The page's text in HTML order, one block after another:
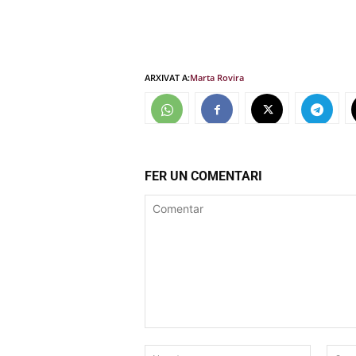
ARXIVAT A:Marta Rovira
FER UN COMENTARI
Nom:*